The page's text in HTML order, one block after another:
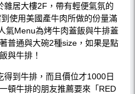
居大樓2F，帶有輕便氣氛的
使用美國產牛肉所做的份量滿
氣Menu為烤牛肉蓋飯與牛排蓋
普通與大碗2種size，如果是點
與牛排！
到牛排，而且價位才1000日
頓牛排的朋友推薦要來「RED